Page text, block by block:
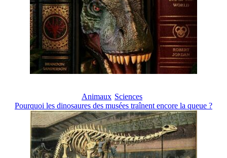
Animaux Sciences
Pourquoi les dinosaures des musées traînent encore la queue ?